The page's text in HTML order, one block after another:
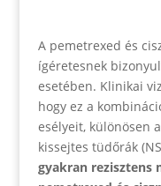
A pemetrexed és
ígéretesnek
esetében. Klinikai
hogy ez a
esélyeit, különösen
kissejtes tüdőrák
gyakran rezisztens